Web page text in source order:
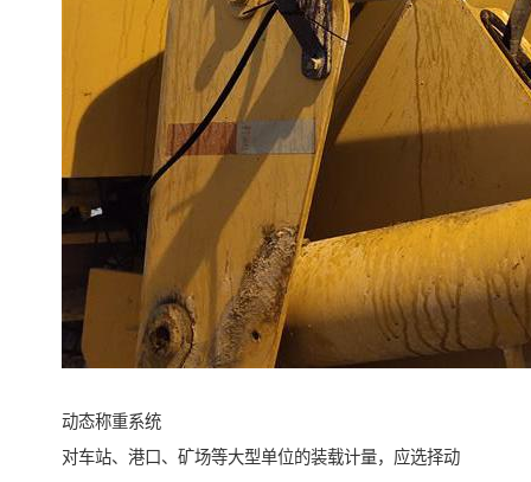
动态称重系统
对车站、港口、矿场等大型单位的装载计量，应选择动